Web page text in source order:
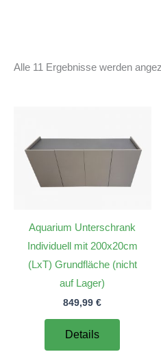
Alle 11 Ergebnisse werden
Aquarium Unterschrank
Individuell mit 200x20cm
(LxT) Grundfläche (nicht
auf Lager)
849,99€
Details